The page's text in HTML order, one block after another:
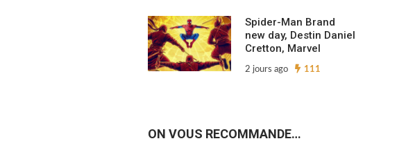
Spider-Man Brand
new day, Destin Daniel
Cretton, Marvel
2 jours ago 111
ON VOUS RECOMMANDE…